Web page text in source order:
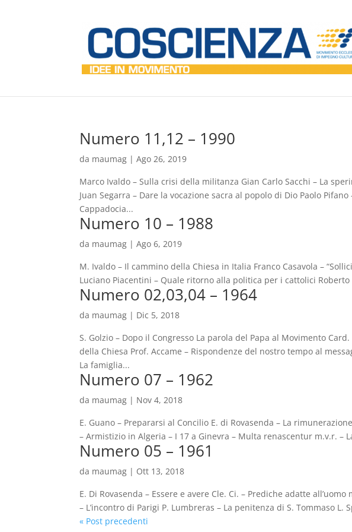
Numero 11,12 – 1990
da maumag |Ago 26, 2019
Marco Ivaldo – Sulla crisi della militanza Gian Carlo Sacchi – La
Juan Segarra – Dare la vocazione sacra al popolo di Dio Paolo
Cappadocia...
Numero 10 – 1988
da maumag |Ago 6, 2019
M. Ivaldo – Il cammino della Chiesa in Italia Franco Casavola –
Luciano Piacentini – Quale ritorno alla politica per i cattolici Roberto
Numero 02,03,04 – 1964
da maumag | Dic 5, 2018
S. Golzio – Dopo il Congresso La parola del Papa al Movimento
della Chiesa Prof. Accame – Rispondenze del nostro tempo al
La famiglia...
Numero 07 – 1962
da maumag | Nov 4, 2018
E. Guano – Prepararsi al Concilio E. di Rovasenda – La
– Armistizio in Algeria – I 17 a Ginevra – Multa renascentur m.v.r. –
Numero 05 – 1961
da maumag | Ott 13, 2018
E. Di Rovasenda – Essere e avere Cle. Ci. – Prediche adatte
– L’incontro di Parigi P. Lumbreras – La penitenza di S. Tommaso L.
« Post precedenti